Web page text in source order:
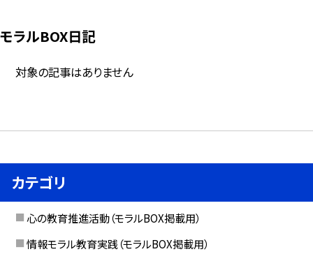
モラルBOX日記
対象の記事はありません
カテゴリ
心の教育推進活動（モラルBOX掲載用）
情報モラル教育実践（モラルBOX掲載用）